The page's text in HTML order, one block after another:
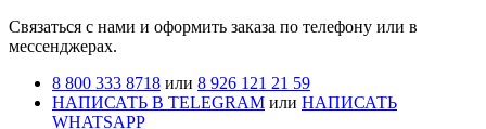
Cвязаться с нами и оформить заказа по телефону или в
мессенджерах.
8 800 333 8718 или 8 926 121 21 59
НАПИСАТЬ В TELEGRAM или НАПИСАТЬ
WHATSAPP